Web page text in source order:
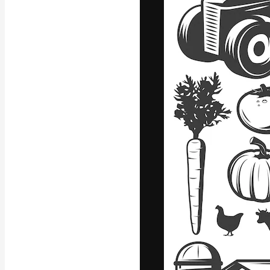
Platforma
najlepszych
Polski
Copyright ©